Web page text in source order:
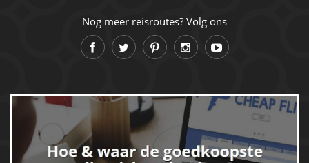
Nog meer reisroutes? Volg ons